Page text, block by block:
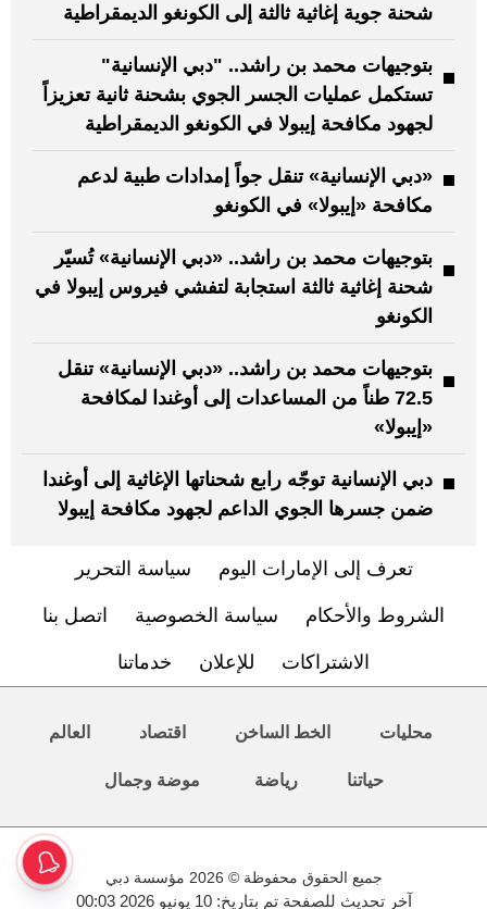
شحنة جوية إغاثية ثالثة إلى الكونغو الديمقراطية
بتوجيهات محمد بن راشد.. "دبي الإنسانية"
تستكمل عمليات الجسر الجوي بشحنة ثانية تعزيزاً
لجهود مكافحة إيبولا في الكونغو الديمقراطية
«دبي الإنسانية» تنقل جواً إمدادات طبية لدعم
مكافحة «إيبولا» في الكونغو
بتوجيهات محمد بن راشد.. «دبي الإنسانية» تُسيّر
شحنة إغاثية ثالثة استجابة لتفشي فيروس إيبولا في
الكونغو
بتوجيهات محمد بن راشد.. «دبي الإنسانية» تنقل
72.5 طناً من المساعدات إلى أوغندا لمكافحة
«إيبولا»
دبي الإنسانية توجّه رابع شحناتها الإغاثية إلى أوغندا
ضمن جسرها الجوي الداعم لجهود مكافحة إيبولا
تعرف إلى الإمارات اليوم سياسة التحرير
الشروط والأحكام سياسة الخصوصية اتصل بنا
الاشتراكات للإعلان خدماتنا
محليات الخط الساخن اقتصاد العالم
حياتنا رياضة موضة وجمال
جميع الحقوق محفوظة © 2026 مؤسسة دبي
آخر تحديث للصفحة تم بتاريخ: 10 يونيو 2026 00:03